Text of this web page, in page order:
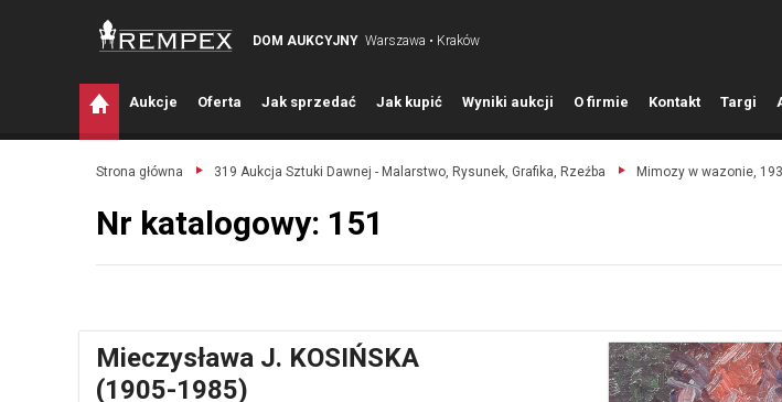
DOM AUKCYJNY Warszawa • Kraków
Aukcje Oferta Jak sprzedać Jak kupić Wyniki aukcji O firmie Kontakt Targi
Strona główna 319 Aukcja Sztuki Dawnej - Malarstwo, Rysunek, Grafika, Rzeźba Mimozy w wazonie,
Nr katalogowy: 151
Mieczysława J. KOSIŃSKA
(1905-1985)